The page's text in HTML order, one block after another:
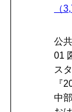
（
公
01
ス
『
中